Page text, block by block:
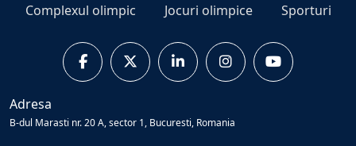
Complexul olimpic Jocuri olimpice Sporturi
Adresa
B-dul Marasti nr. 20 A, sector 1, Bucuresti, Romania